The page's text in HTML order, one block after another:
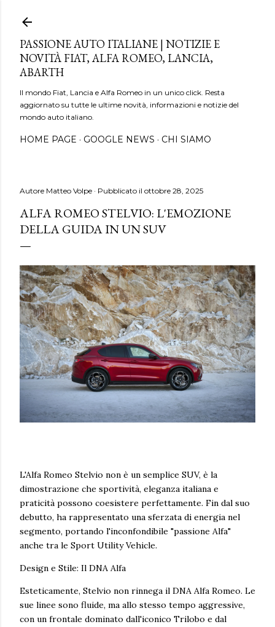
PASSIONE AUTO ITALIANE | NOTIZIE E
NOVITÀ FIAT, ALFA ROMEO, LANCIA,
ABARTH
Il mondo Fiat, Lancia e Alfa Romeo in un unico click. Resta
aggiornato su tutte le ultime novità, informazioni e notizie del
mondo auto italiano.
HOME PAGE GOOGLE NEWS CHI SIAMO
Autore Matteo Volpe Pubblicato il ottobre 28, 2025
ALFA ROMEO STELVIO: L'EMOZIONE
DELLA GUIDA IN UN SUV
L'Alfa Romeo Stelvio non è un semplice SUV, è la
dimostrazione che sportività, eleganza italiana e
praticità possono coesistere perfettamente. Fin dal suo
debutto, ha rappresentato una sferzata di energia nel
segmento, portando l'inconfondibile "passione Alfa"
anche tra le Sport Utility Vehicle.
Design e Stile: Il DNA Alfa
Esteticamente, Stelvio non rinnega il DNA Alfa Romeo. Le
sue linee sono fluide, ma allo stesso tempo aggressive,
con un frontale dominato dall'iconico Trilobo e dal